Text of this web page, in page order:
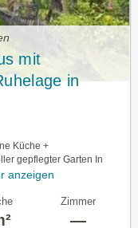
mit
in
Küche +
gepflegter Garten In
anzeigen
Zimmer
—